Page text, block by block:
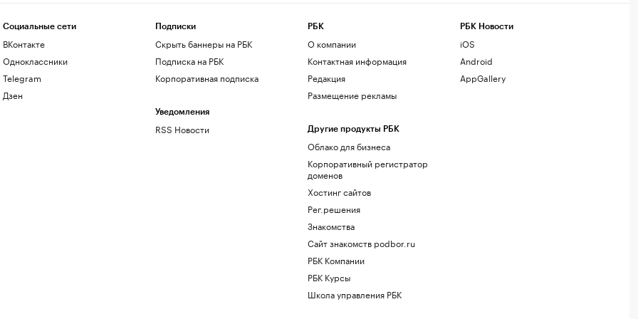
Социальные сети
ВКонтакте
Одноклассники
Telegram
Дзен
Подписки
Скрыть баннеры на РБК
Подписка на РБК
Корпоративная подписка
Уведомления
RSS Новости
РБК
О компании
Контактная информация
Редакция
Размещение рекламы
Другие продукты РБК
Облако для бизнеса
Корпоративный регистратор
доменов
Хостинг сайтов
Рег.решения
Знакомства
Сайт знакомств podbor.ru
РБК Компании
РБК Курсы
Школа управления РБК
РБК Новости
iOS
Android
AppGallery